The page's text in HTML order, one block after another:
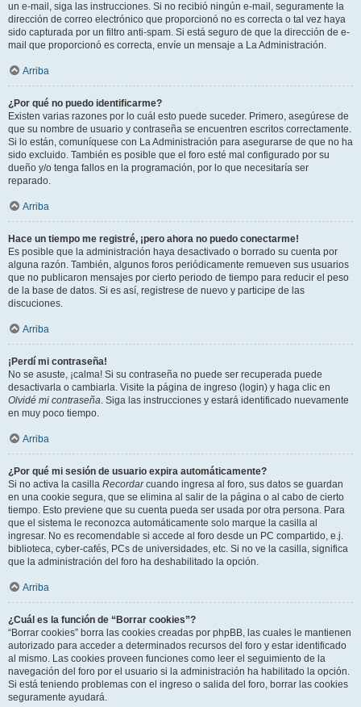
un e-mail, siga las instrucciones. Si no recibió ningún e-mail, seguramente la
dirección de correo electrónico que proporcionó no es correcta o tal vez haya
sido capturada por un filtro anti-spam. Si está seguro de que la dirección de e-
mail que proporcionó es correcta, envíe un mensaje a La Administración.
Arriba
¿Por qué no puedo identificarme?
Existen varias razones por lo cuál esto puede suceder. Primero, asegúrese de
que su nombre de usuario y contraseña se encuentren escritos correctamente.
Si lo están, comuníquese con La Administración para asegurarse de que no ha
sido excluido. También es posible que el foro esté mal configurado por su
dueño y/o tenga fallos en la programación, por lo que necesitaría ser
reparado.
Arriba
Hace un tiempo me registré, ¡pero ahora no puedo conectarme!
Es posible que la administración haya desactivado o borrado su cuenta por
alguna razón. También, algunos foros periódicamente remueven sus usuarios
que no publicaron mensajes por cierto periodo de tiempo para reducir el peso
de la base de datos. Si es así, registrese de nuevo y participe de las
discuciones.
Arriba
¡Perdí mi contraseña!
No se asuste, ¡calma! Si su contraseña no puede ser recuperada puede
desactivarla o cambiarla. Visite la página de ingreso (login) y haga clic en
Olvidé mi contraseña. Siga las instrucciones y estará identificado nuevamente
en muy poco tiempo.
Arriba
¿Por qué mi sesión de usuario expira automáticamente?
Si no activa la casilla Recordarcuando ingresa al foro, sus datos se guardan
en una cookie segura, que se elimina al salir de la página o al cabo de cierto
tiempo. Esto previene que su cuenta pueda ser usada por otra persona. Para
que el sistema le reconozca automáticamente solo marque la casilla al
ingresar. No es recomendable si accede al foro desde un PC compartido, e.j.
biblioteca, cyber-cafés, PCs de universidades, etc. Si no ve la casilla, significa
que la administración del foro ha deshabilitado la opción.
Arriba
¿Cuál es la función de “Borrar cookies”?
“Borrar cookies” borra las cookies creadas por phpBB, las cuales le mantienen
autorizado para acceder a determinados recursos del foro y estar identificado
al mismo. Las cookies proveen funciones como leer el seguimiento de la
navegación del foro por el usuario si la administración ha habilitado la opción.
Si está teniendo problemas con el ingreso o salida del foro, borrar las cookies
seguramente ayudará.